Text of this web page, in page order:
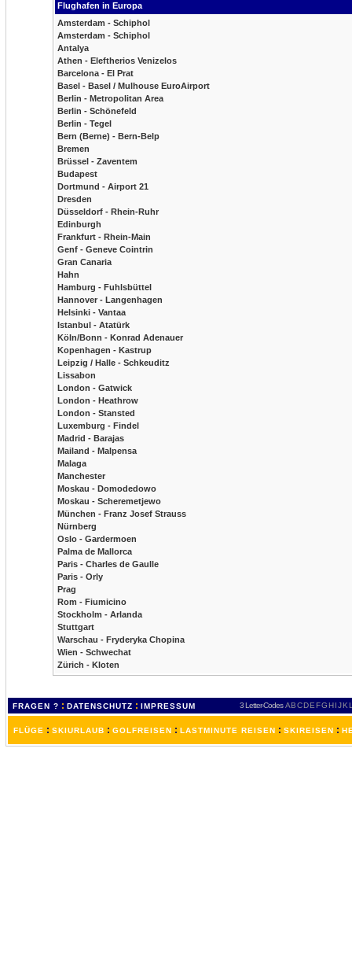
Flughafen in Europa
Amsterdam - Schiphol
Amsterdam - Schiphol
Antalya
Athen - Eleftherios Venizelos
Barcelona - El Prat
Basel - Basel / Mulhouse EuroAirport
Berlin - Metropolitan Area
Berlin - Schönefeld
Berlin - Tegel
Bern (Berne) - Bern-Belp
Bremen
Brüssel - Zaventem
Budapest
Dortmund - Airport 21
Dresden
Düsseldorf - Rhein-Ruhr
Edinburgh
Frankfurt - Rhein-Main
Genf - Geneve Cointrin
Gran Canaria
Hahn
Hamburg - Fuhlsbüttel
Hannover - Langenhagen
Helsinki - Vantaa
Istanbul - Atatürk
Köln/Bonn - Konrad Adenauer
Kopenhagen - Kastrup
Leipzig / Halle - Schkeuditz
Lissabon
London - Gatwick
London - Heathrow
London - Stansted
Luxemburg - Findel
Madrid - Barajas
Mailand - Malpensa
Malaga
Manchester
Moskau - Domodedowo
Moskau - Scheremetjewo
München - Franz Josef Strauss
Nürnberg
Oslo - Gardermoen
Palma de Mallorca
Paris - Charles de Gaulle
Paris - Orly
Prag
Rom - Fiumicino
Stockholm - Arlanda
Stuttgart
Warschau - Fryderyka Chopina
Wien - Schwechat
Zürich - Kloten
FRAGEN ? : DATENSCHUTZ : IMPRESSUM 3 Letter-Codes ABCDEFGH IJKL
FLÜGE : SKIURLAUB : GOLFREISEN : LASTMINUTE REISEN : SKIREISEN :